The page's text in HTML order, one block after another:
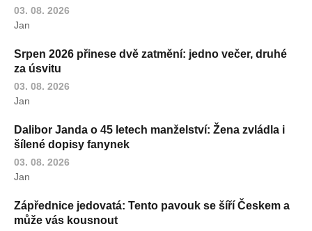
03. 08. 2026
Jan
Srpen 2026 přinese dvě zatmění: jedno večer, druhé
za úsvitu
03. 08. 2026
Jan
Dalibor Janda o 45 letech manželství: Žena zvládla i
šílené dopisy fanynek
03. 08. 2026
Jan
Zápřednice jedovatá: Tento pavouk se šíří Českem a
může vás kousnout